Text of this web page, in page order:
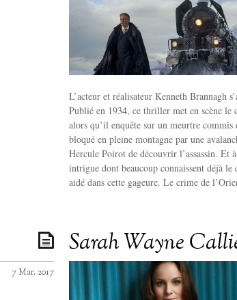
L’acteur et réalisateur Kenneth Brannagh
Publié en 1934, ce thriller met en scène
alors qu’il enquête sur un meurtre
bloqué en pleine montagne par une
Hercule Poirot de découvrir l’assassin. Et
intrigue dont beaucoup connaissent déjà
aidé dans cette gageure. Le crime de
Sarah Wayne
7 Mar. 2017